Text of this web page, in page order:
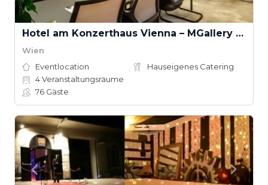
Hotel am Konzerthaus Vienna – MGallery Collection
Wien
Eventlocation
Hauseigenes Catering
4Veranstaltungsräume
76 Gäste